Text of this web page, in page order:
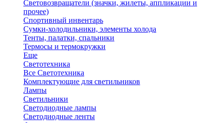
Световозвращатели (значки, жилеты, аппликации и
прочее)
Спортивный инвентарь
Сумки-холодильники, элементы холода
Тенты, палатки, спальники
Термосы и термокружки
Еще
Светотехника
Все Светотехника
Комплектующие для светильников
Лампы
Светильники
Светодиодные лампы
Светодиодные ленты